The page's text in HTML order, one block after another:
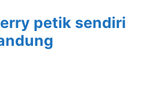
petik sendiri